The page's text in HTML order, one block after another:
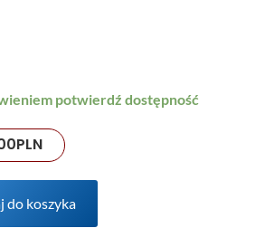
potwierdź dostępność
PLN
do koszyka